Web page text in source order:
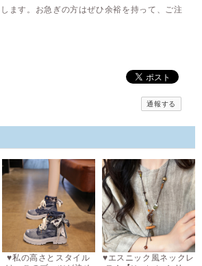
ます。お急ぎの方はぜひ余裕を持って、ご注
通報する
♥私の高さとスタイル
♥エスニック風ネックレ